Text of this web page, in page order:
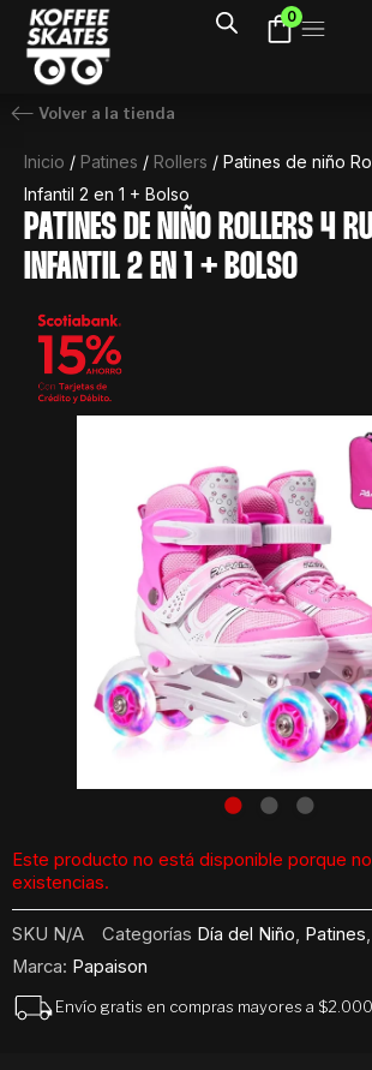
contenido
0
Volver a la tienda
Inicio / Patines / Rollers / Patines de niño
Infantil 2 en 1 + Bolso
PATINES DE NIÑO ROLLERS 4
INFANTIL 2 EN 1 + BOLSO
Este producto no está disponible porque
existencias.
SKU N/A Categorías Día del Niño, Patines,
Marca: Papaison
Envío gratis en compras mayores a $2.000